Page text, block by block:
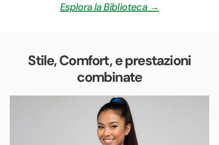
Esplora la Biblioteca →
Stile, Comfort, e prestazioni
combinate